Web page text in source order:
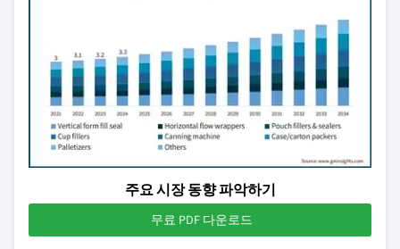
주요 시장 동향 파악하기
무료 PDF 다운로드